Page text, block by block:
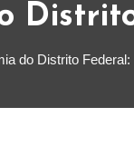
do Distrito Federal: